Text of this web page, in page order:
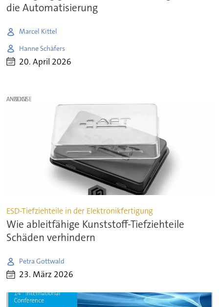
die Automatisierung
Marcel Kittel
Hanne Schäfers
20. April 2026
ANZEIGE
ESD-Tiefziehteile in der Elektronikfertigung
Wie ableitfähige Kunststoff-Tiefziehteile
Schäden verhindern
Petra Gottwald
23. März 2026